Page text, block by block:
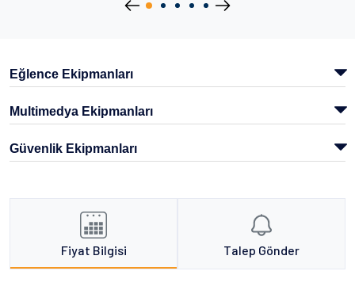
Eğlence Ekipmanları
Multimedya Ekipmanları
Güvenlik Ekipmanları
Fiyat Bilgisi Talep Gönder